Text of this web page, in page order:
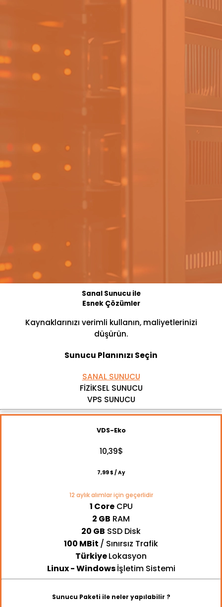
Sanal Sunucu ile
Esnek Çözümler
Kaynaklarınızı verimli kullanın, maliyetlerinizi
düşürün.
Sunucu Planınızı Seçin
SANAL SUNUCU
FİZİKSEL SUNUCU
VPS SUNUCU
VDS-Eko
10,39$
7,99$ / Ay
12 aylık alımlar için geçerlidir
1 CoreCPU
2 GB RAM
20 GB SSD Disk
100 MBit / Sınırsız Trafik
TürkiyeLokasyon
Linux - Windowsİşletim Sistemi
Sunucu Paketi ile neler yapılabilir ?